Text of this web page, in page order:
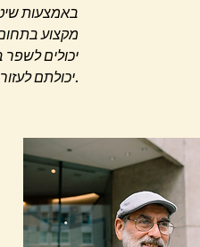
באמצעות
מקצוע
יכולים
יכולתם לעזור ללקוחותיהם.